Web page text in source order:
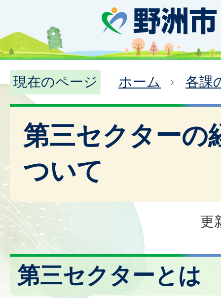
現在のページ ホーム 各課
第三セクターの
ついて
更
第三セクターとは